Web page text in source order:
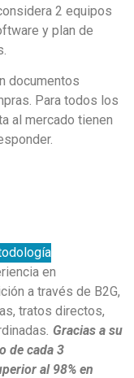
2 equipos
y plan de
documentos
Para todos los
al mercado tienen
en
a través de B2G,
tratos directos,
Gracias a su
de cada 3
al 98% en